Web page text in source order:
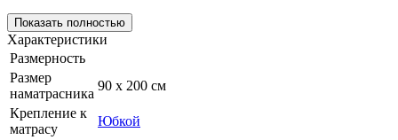
Показать полностью
Характеристики
Размерность
Размер
наматрасника
90 х 200 см
Крепление к
матрасу
Юбкой